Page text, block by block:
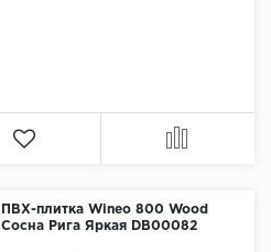
ПВХ-плитка Wineo 800 Wood
Сосна Рига Яркая DB00082